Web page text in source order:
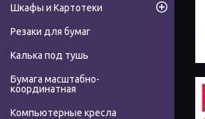
Шкафы и Картотеки
Резаки для бумаг
Калька под тушь
Бумага масштабно-
координатная
Компьютерные кресла